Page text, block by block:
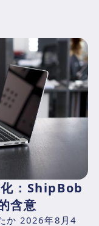
：ShipBob
含意
か 2026年8月4